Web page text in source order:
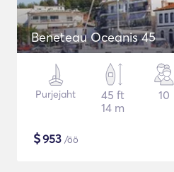
Beneteau Oceanis 45
Purjejaht
45 ft
14 m
10
$953 /öö